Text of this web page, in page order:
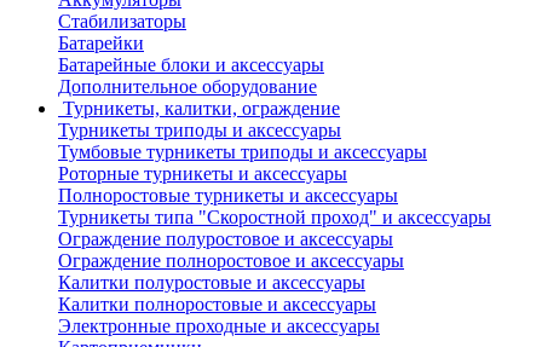
Стабилизаторы
Батарейки
Батарейные блоки и аксессуары
Дополнительное оборудование
Турникеты, калитки, ограждение
Турникеты триподы и аксессуары
Тумбовые турникеты триподы и аксессуары
Роторные турникеты и аксессуары
Полноростовые турникеты и аксессуары
Турникеты типа "Скоростной проход" и аксессуары
Ограждение полуростовое и аксессуары
Ограждение полноростовое и аксессуары
Калитки полуростовые и аксессуары
Калитки полноростовые и аксессуары
Электронные проходные и аксессуары